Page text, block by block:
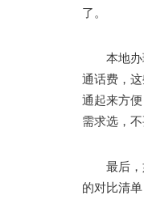
了。
本地办理
通话费，
通起来方
需求选，不
最后，如
的对比清